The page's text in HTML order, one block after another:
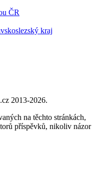
2013-2026.
na těchto stránkách,
příspěvků, nikoliv názor